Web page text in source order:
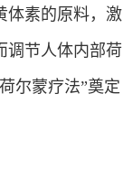
体素的原料，激
调节人体内部荷
尔蒙疗法”奠定